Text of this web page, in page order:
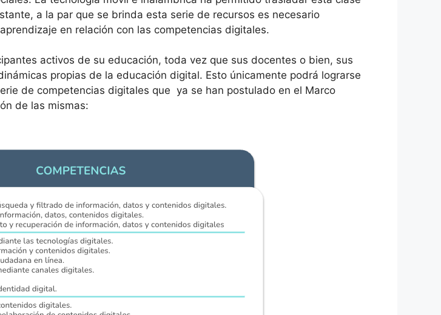
a la par que se brinda esta serie de recursos es necesario
en relación con las competencias digitales.
activos de su educación, toda vez que sus docentes o bien, sus
propias de la educación digital. Esto únicamente podrá lograrse
de competencias digitales que ya se han postulado en el Marco
de las mismas: